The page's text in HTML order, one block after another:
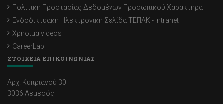
Πολιτική Προστασίας Δεδομένων Προσωπικού Χαρακτήρα
Ενδοδικτυακή Ηλεκτρονική Σελίδα ΤΕΠΑΚ - Intranet
Χρήσιμα videos
CareerLab
ΣΤΟΙΧΕΙΑ ΕΠΙΚΟΙΝΩΝΙΑΣ
Αρχ. Κυπριανού 30
3036 Λεμεσός